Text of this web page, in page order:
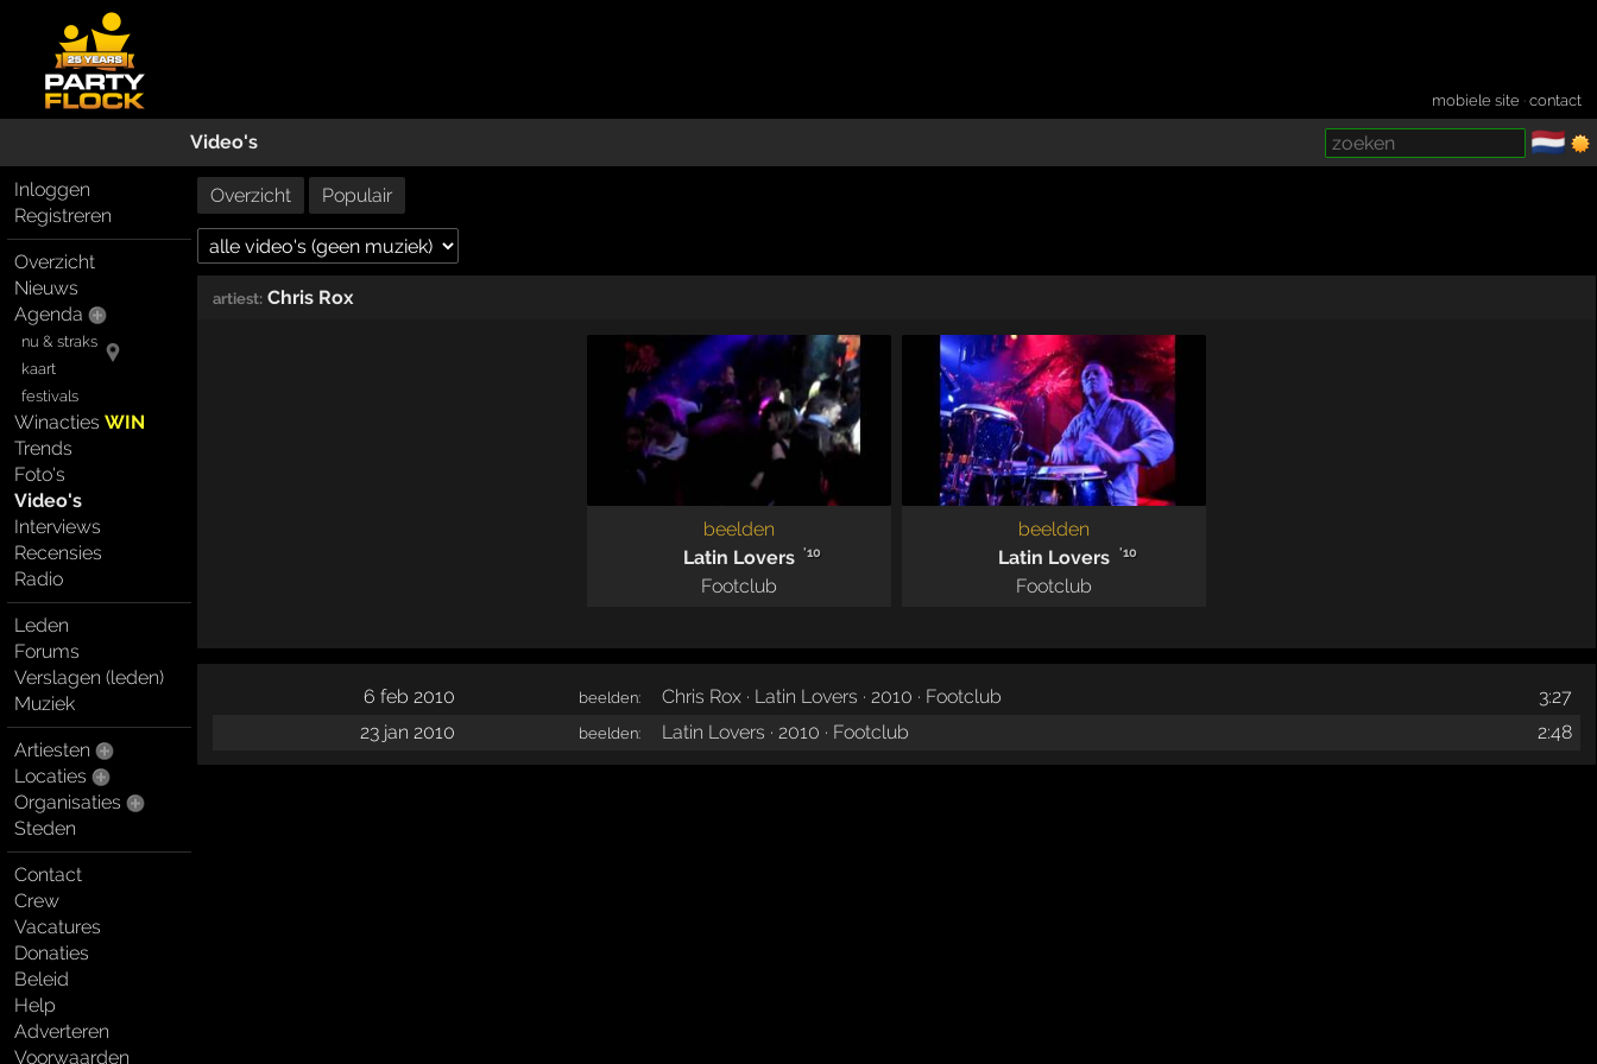
mobiele site ·contact
Video's 🇳🇱
Inloggen
Registreren
Overzicht
Nieuws
Agenda
nu & straks
kaart
festivals
WinactiesWIN
Trends
Foto's
Video's
Interviews
Recensies
Radio
Leden
Forums
Verslagen (leden)
Muziek
Artiesten
Locaties
Organisaties
Steden
Contact
Crew
Vacatures
Donaties
Beleid
Help
Adverteren
Voorwaarden
Overzicht Populair
artiest: Chris Rox
beelden
Latin Lovers '10
Footclub
beelden
Latin Lovers '10
Footclub
6 feb 2010 beelden: Chris Rox · Latin Lovers · 2010 · Footclub
3:27
23 jan 2010
beelden: Latin Lovers · 2010 · Footclub 2:48